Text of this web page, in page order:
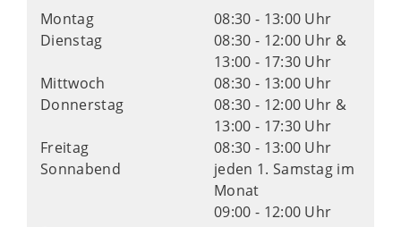
Montag
08:30 - 13:00 Uhr
Dienstag
08:30 - 12:00 Uhr &
13:00 - 17:30 Uhr
Mittwoch
08:30 - 13:00 Uhr
Donnerstag
08:30 - 12:00 Uhr &
13:00 - 17:30 Uhr
Freitag
08:30 - 13:00 Uhr
Sonnabend
jeden 1. Samstag im
Monat
09:00 - 12:00 Uhr